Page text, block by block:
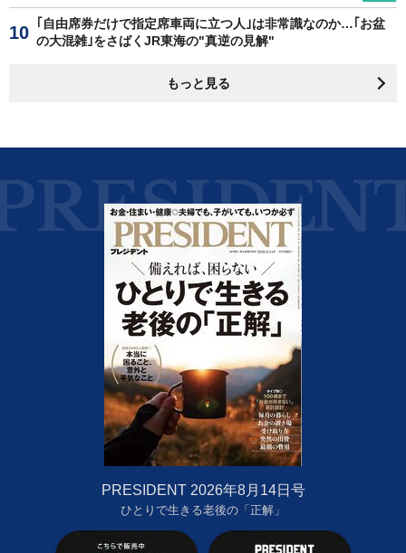
｢自由席券だけで指定席車両に立つ人｣は非常識なのか…｢お盆
の大混雑｣をさばくJR東海の"真逆の見解"
もっと見る
PRESIDENT 2026年8月14日号
ひとりで生きる老後の「正解」